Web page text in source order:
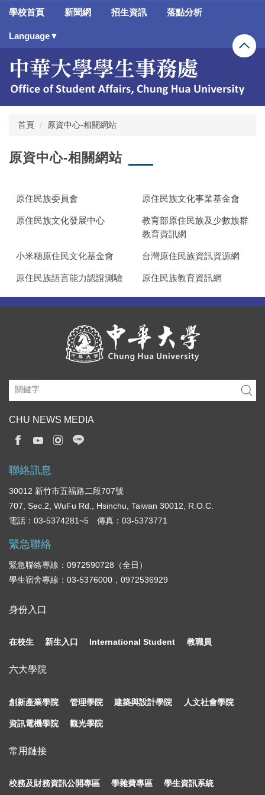
跳
主
容
區
學校首頁 新聞網 招生資訊 落點分析
Language▼
首頁 原資中心-相關網站
原資中心-相關網站
原住民族委員會 原住民族文化事業基金會
原住民族文化發展中心
教育部原住民族及少數族群
教育資訊網
小米穗原住民文化基金會 台灣原住民族資訊資源網
原住民族語言能力認證測驗 原住民族教育資訊網
CHU NEWS MEDIA
聯絡訊息
30012 新竹市五福路二段707號
707, Sec.2, WuFu Rd., Hsinchu, Taiwan 30012, R.O.C.
電話：03-5374281~5 傳真：03-5373771
緊急聯絡
緊急聯絡專線：0972590728（全日）
學生宿舍專線：03-5376000，0972536929
身份入口
在校生 新生入口 International Student 教職員
六大學院
創新產業學院 管理學院 建築與設計學院 人文社會學院
資訊電機學院 觀光學院
常用鏈接
校務及財務資訊公開專區 學雜費專區 學生資訊系統